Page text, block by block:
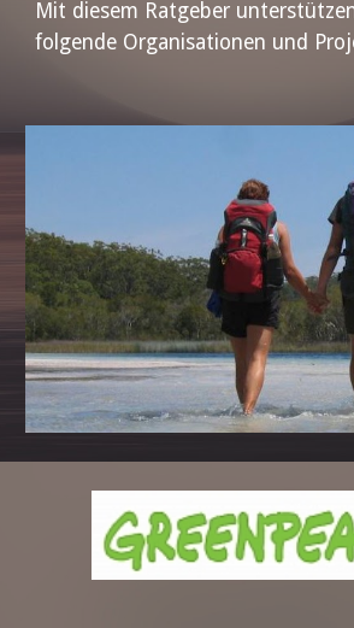
Mit diesem Ratgeber
folgende Organisationen und